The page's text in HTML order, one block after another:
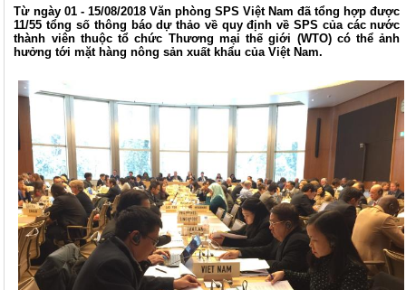
Từ ngày 01 - 15/08/2018 Văn phòng SPS Việt Nam đã tổng hợp được
11/55 tổng số thông báo dự thảo về quy định về SPS của các nước
thành viên thuộc tổ chức Thương mại thế giới (WTO) có thể ảnh
hưởng tới mặt hàng nông sản xuất khẩu của Việt Nam.